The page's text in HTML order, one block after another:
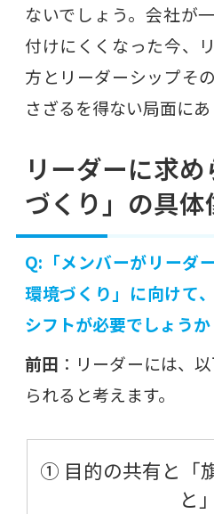
ないでしょう。会社が
付けにくくなった今、
方とリーダーシップそ
さざるを得ない局面にあ
リーダーに求
づくり」の具体
Q:「メンバーがリーダ
環境づくり」に向けて
シフトが必要でしょうか
前田 ：リーダーには、
られると考えます。
① 目的の共有と「
と」